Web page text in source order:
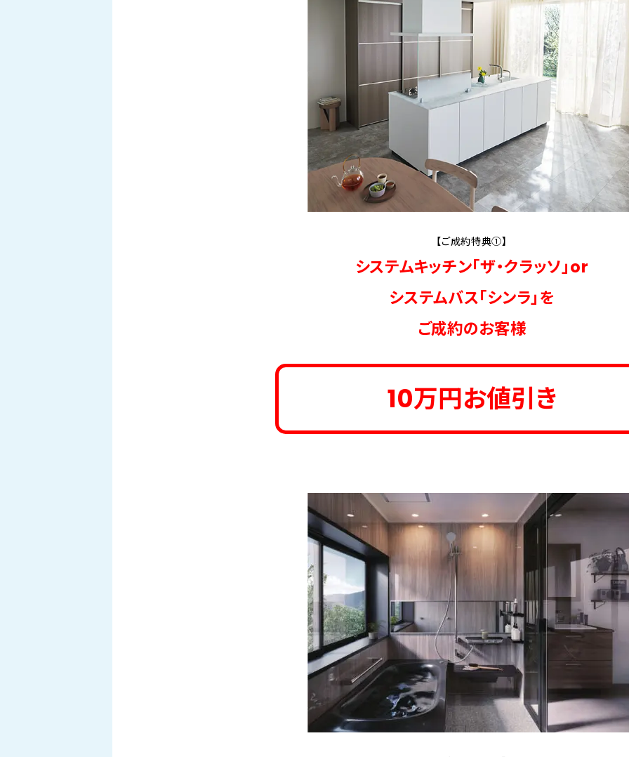
【ご成約特典①】
システムキッチン「ザ・クラッソ」or
システムバス「シンラ」を
ご成約のお客様
10万円お値引き